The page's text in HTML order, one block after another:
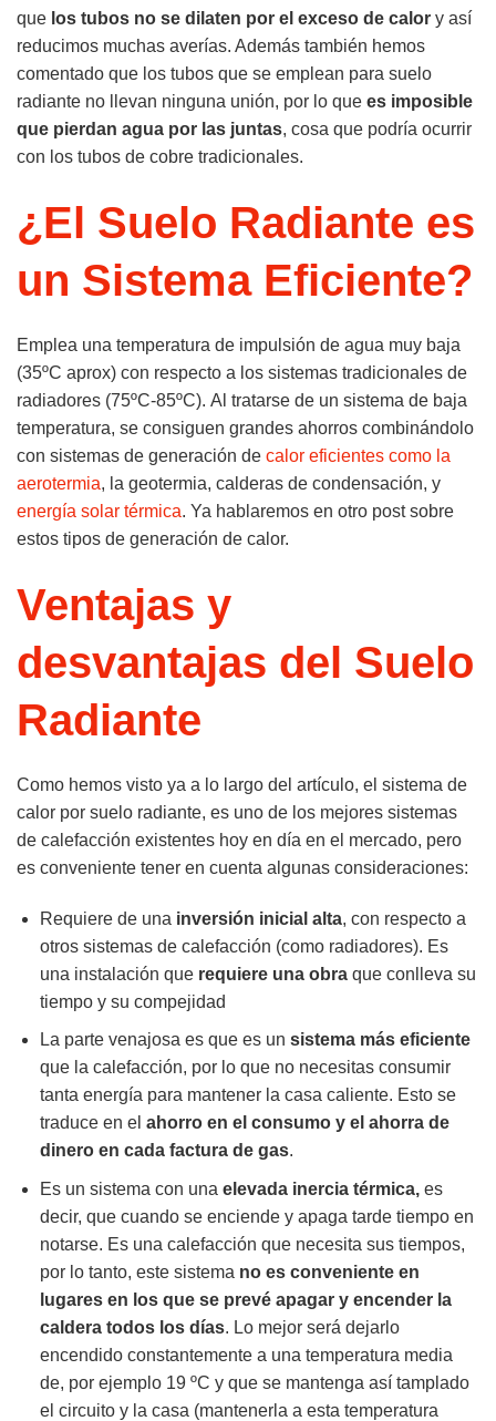
que los tubos no se dilaten por el exceso de calor y así
reducimos muchas averías. Además también hemos
comentado que los tubos que se emplean para suelo
radiante no llevan ninguna unión, por lo que es imposible
que pierdan agua por las juntas, cosa que podría ocurrir
con los tubos de cobre tradicionales.
¿El Suelo Radiante es
un Sistema Eficiente?
Emplea una temperatura de impulsión de agua muy baja
(35ºC aprox) con respecto a los sistemas tradicionales de
radiadores (75ºC-85ºC). Al tratarse de un sistema de baja
temperatura, se consiguen grandes ahorros combinándolo
con sistemas de generación de calor eficientes como la
aerotermia, la geotermia, calderas de condensación, y
energía solar térmica. Ya hablaremos en otro post sobre
estos tipos de generación de calor.
Ventajas y
desvantajas del Suelo
Radiante
Como hemos visto ya a lo largo del artículo, el sistema de
calor por suelo radiante, es uno de los mejores sistemas
de calefacción existentes hoy en día en el mercado, pero
es conveniente tener en cuenta algunas consideraciones:
Requiere de una inversión inicial alta, con respecto a
otros sistemas de calefacción (como radiadores). Es
una instalación querequiere una obraque conlleva su
tiempo y su compejidad
La parte venajosa es que es un sistema más eficiente
que la calefacción, por lo que no necesitas consumir
tanta energía para mantener la casa caliente. Esto se
traduce en el ahorro en el consumo y el ahorra de
dinero en cada factura de gas.
Es un sistema con una elevada inercia térmica,es
decir, que cuando se enciende y apaga tarde tiempo en
notarse. Es una calefacción que necesita sus tiempos,
por lo tanto, este sistema no es conveniente en
lugares en los que se prevé apagar y encender la
caldera todos los días. Lo mejor será dejarlo
encendido constantemente a una temperatura media
de, por ejemplo 19 ºC y que se mantenga así tamplado
el circuito y la casa (mantenerla a esta temperatura